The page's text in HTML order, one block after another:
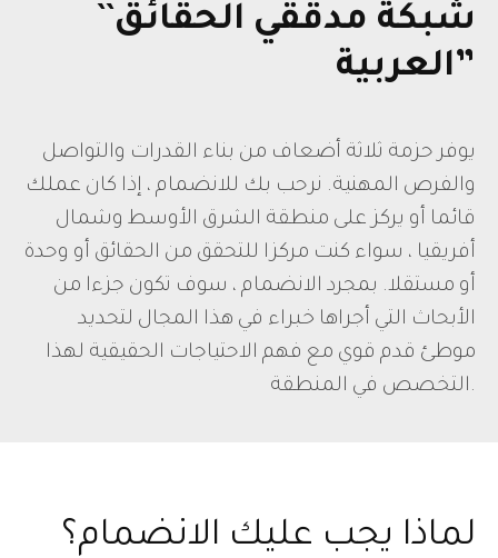
``شبكة مدققي الحقائق
العربية”
يوفر حزمة ثلاثة أضعاف من بناء القدرات والتواصل
والفرص المهنية. نرحب بك للانضمام ، إذا كان عملك
قائما أو يركز على منطقة الشرق الأوسط وشمال
أفريقيا ، سواء كنت مركزا للتحقق من الحقائق أو وحدة
أو مستقلا. بمجرد الانضمام ، سوف تكون جزءا من
الأبحاث التي أجراها خبراء في هذا المجال لتحديد
موطئ قدم قوي مع فهم الاحتياجات الحقيقية لهذا
التخصص في المنطقة.
لماذا يجب عليك الانضمام؟